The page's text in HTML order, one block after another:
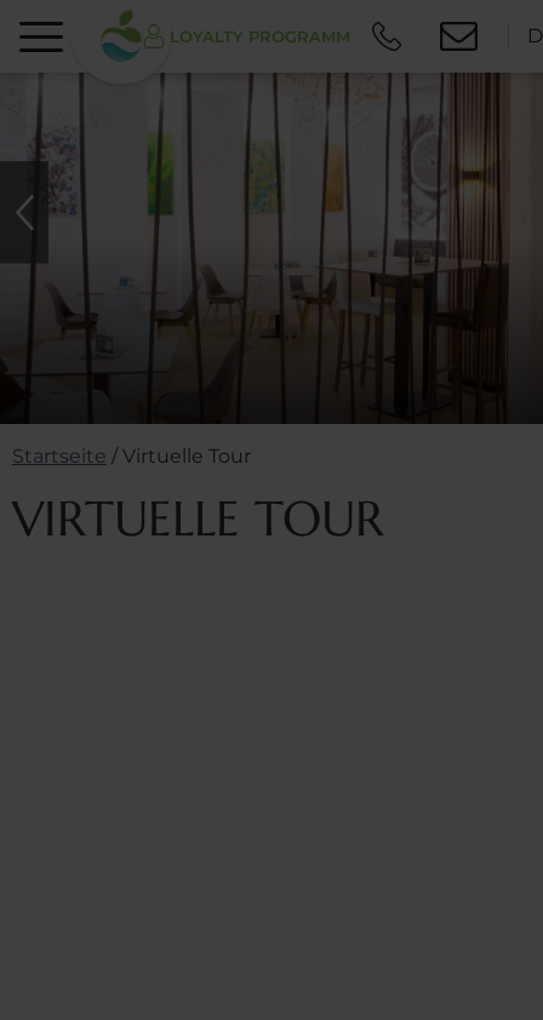
LOYALTY PROGRAMM
Startseite / Virtuelle Tour
VIRTUELLE TOUR